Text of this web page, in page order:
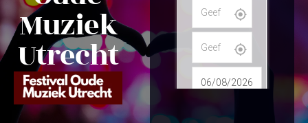
Muziek
Utrecht